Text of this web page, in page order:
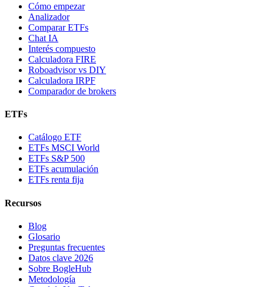
Cómo empezar
Analizador
Comparar ETFs
Chat IA
Interés compuesto
Calculadora FIRE
Roboadvisor vs DIY
Calculadora IRPF
Comparador de brokers
ETFs
Catálogo ETF
ETFs MSCI World
ETFs S&P 500
ETFs acumulación
ETFs renta fija
Recursos
Blog
Glosario
Preguntas frecuentes
Datos clave 2026
Sobre BogleHub
Metodología